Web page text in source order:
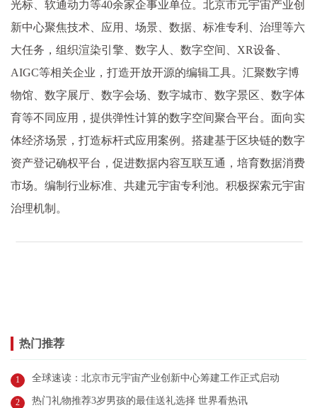
光标、软通动力等40余家企事业单位。北京市元宇宙产业创
新中心聚焦技术、应用、场景、数据、标准专利、治理等六
大任务，组织渲染引擎、数字人、数字空间、XR设备、
AIGC等相关企业，打造开放开源的编辑工具。汇聚数字博
物馆、数字展厅、数字会场、数字城市、数字景区、数字体
育等不同应用，提供弹性计算的数字空间聚合平台。面向实
体经济场景，打造标杆式应用案例。搭建基于区块链的数字
资产登记确权平台，促进数据内容互联互通，培育数据消费
市场。编制行业标准、共建元宇宙专利池。积极探索元宇宙
治理机制。
热门推荐
1 全球速读：北京市元宇宙产业创新中心筹建工作正式启动
2 热门礼物推荐3岁男孩的最佳送礼选择 世界看热讯